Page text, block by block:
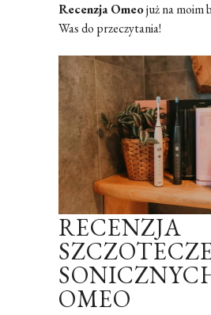
Recenzja Omeojuż na moim
Was do przeczytania!
RECENZJA
OMEO